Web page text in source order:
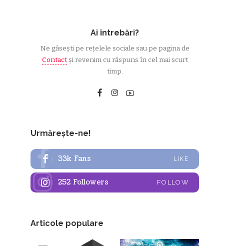
Ai întrebări?
Ne găsești pe rețelele sociale sau pe pagina de
Contactși revenim cu răspuns în cel mai scurt
timp.
Urmărește-ne!
33k Fans LIKE
252 Followers FOLLOW
Articole populare